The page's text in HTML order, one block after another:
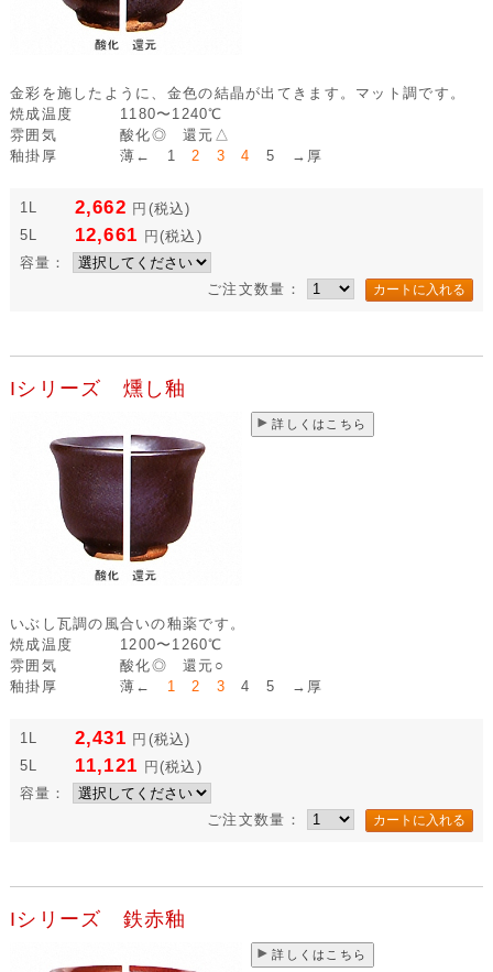
金彩を施したように、金色の結晶が出てきます。マット調です。
焼成温度
1180〜1240℃
雰囲気
酸化◎ 還元△
釉掛厚
薄← 1 2 3 4 5 →厚
1L 2,662 円 (税込)
5L
12,661 円 (税込)
容量：
ご注文数量：
Iシリーズ 燻し釉
詳しくはこちら
いぶし瓦調の風合いの釉薬です。
焼成温度
1200〜1260℃
雰囲気
酸化◎ 還元○
釉掛厚
薄← 1 2 3 4 5 →厚
1L 2,431 円 (税込)
5L
11,121 円 (税込)
容量：
ご注文数量：
Iシリーズ 鉄赤釉
詳しくはこちら